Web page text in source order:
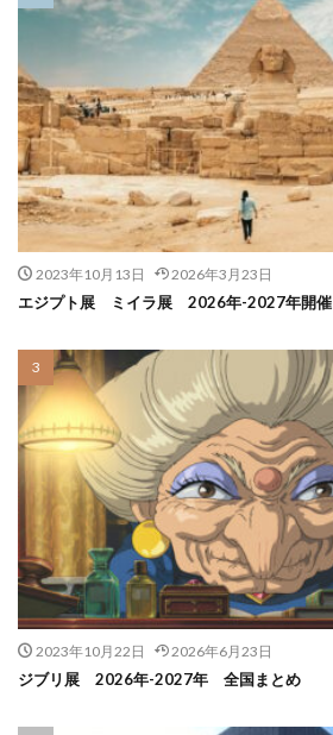
2023年10月13日 2026年3月23日
エジプト展 ミイラ展 2026年-2027年開催
2023年10月22日 2026年6月23日
ジブリ展 2026年-2027年 全国まとめ